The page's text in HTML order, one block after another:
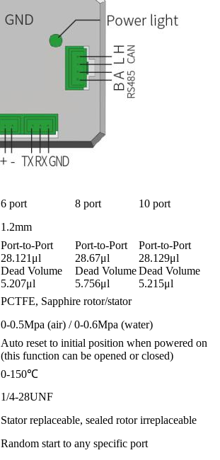
6 port 8 port
10 port
1.2mm
Port-to-Port
28.121μl
Dead Volume
5.207μl
Port-to-Port
28.67μl
Dead Volume
5.756μl
Port-to-Port
28.129μl
Dead Volume
5.215μl
PCTFE, Sapphire rotor/stator
0-0.5Mpa (air) / 0-0.6Mpa (water)
Auto reset to initial position when powered on
(this function can be opened or closed)
0-150℃
1/4-28UNF
Stator replaceable, sealed rotor irreplaceable
Random start to any specific port